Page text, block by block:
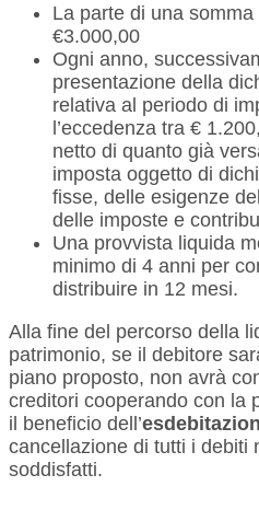
La parte di una
€3.000,00
Ogni anno,
presentazione della
relativa al periodo di
l’eccedenza tra €
netto di quanto già
imposta oggetto di
fisse, delle esigenze
delle imposte e
Una provvista liquida
minimo di 4 anni per
distribuire in 12 mesi.
Alla fine del percorso della
patrimonio, se il debitore
piano proposto, non avrà
creditori cooperando con la
il beneficio dell’
cancellazione di tutti i debiti
soddisfatti.